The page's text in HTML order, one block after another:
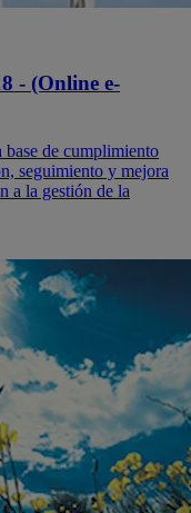
- (Online e-
de cumplimiento
seguimiento y mejora
a la gestión de la